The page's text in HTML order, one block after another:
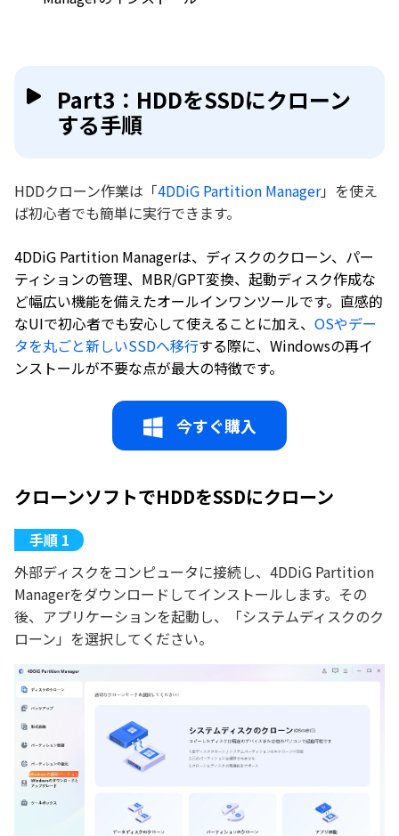
Part3：HDDをSSDにクローン
する手順
HDDクローン作業は「4DDiG Partition Manager」を使え
ば初心者でも簡単に実行できます。
4DDiG Partition Managerは、ディスクのクローン、パー
ティションの管理、MBR/GPT変換、起動ディスク作成な
ど幅広い機能を備えたオールインワンツールです。直感的
なUIで初心者でも安心して使えることに加え、 OSやデー
タを丸ごと新しいSSDへ移行する際に、Windowsの再イ
ンストールが不要な点が最大の特徴です。
今すぐ購入
クローンソフトでHDDをSSDにクローン
外部ディスクをコンピュータに接続し、4DDiG Partition
Managerをダウンロードしてインストールします。その
後、アプリケーションを起動し、「システムディスクのク
ローン」を選択してください。